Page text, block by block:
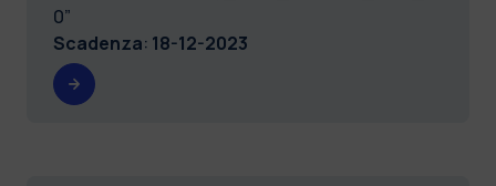
0”
Scadenza: 18-12-2023